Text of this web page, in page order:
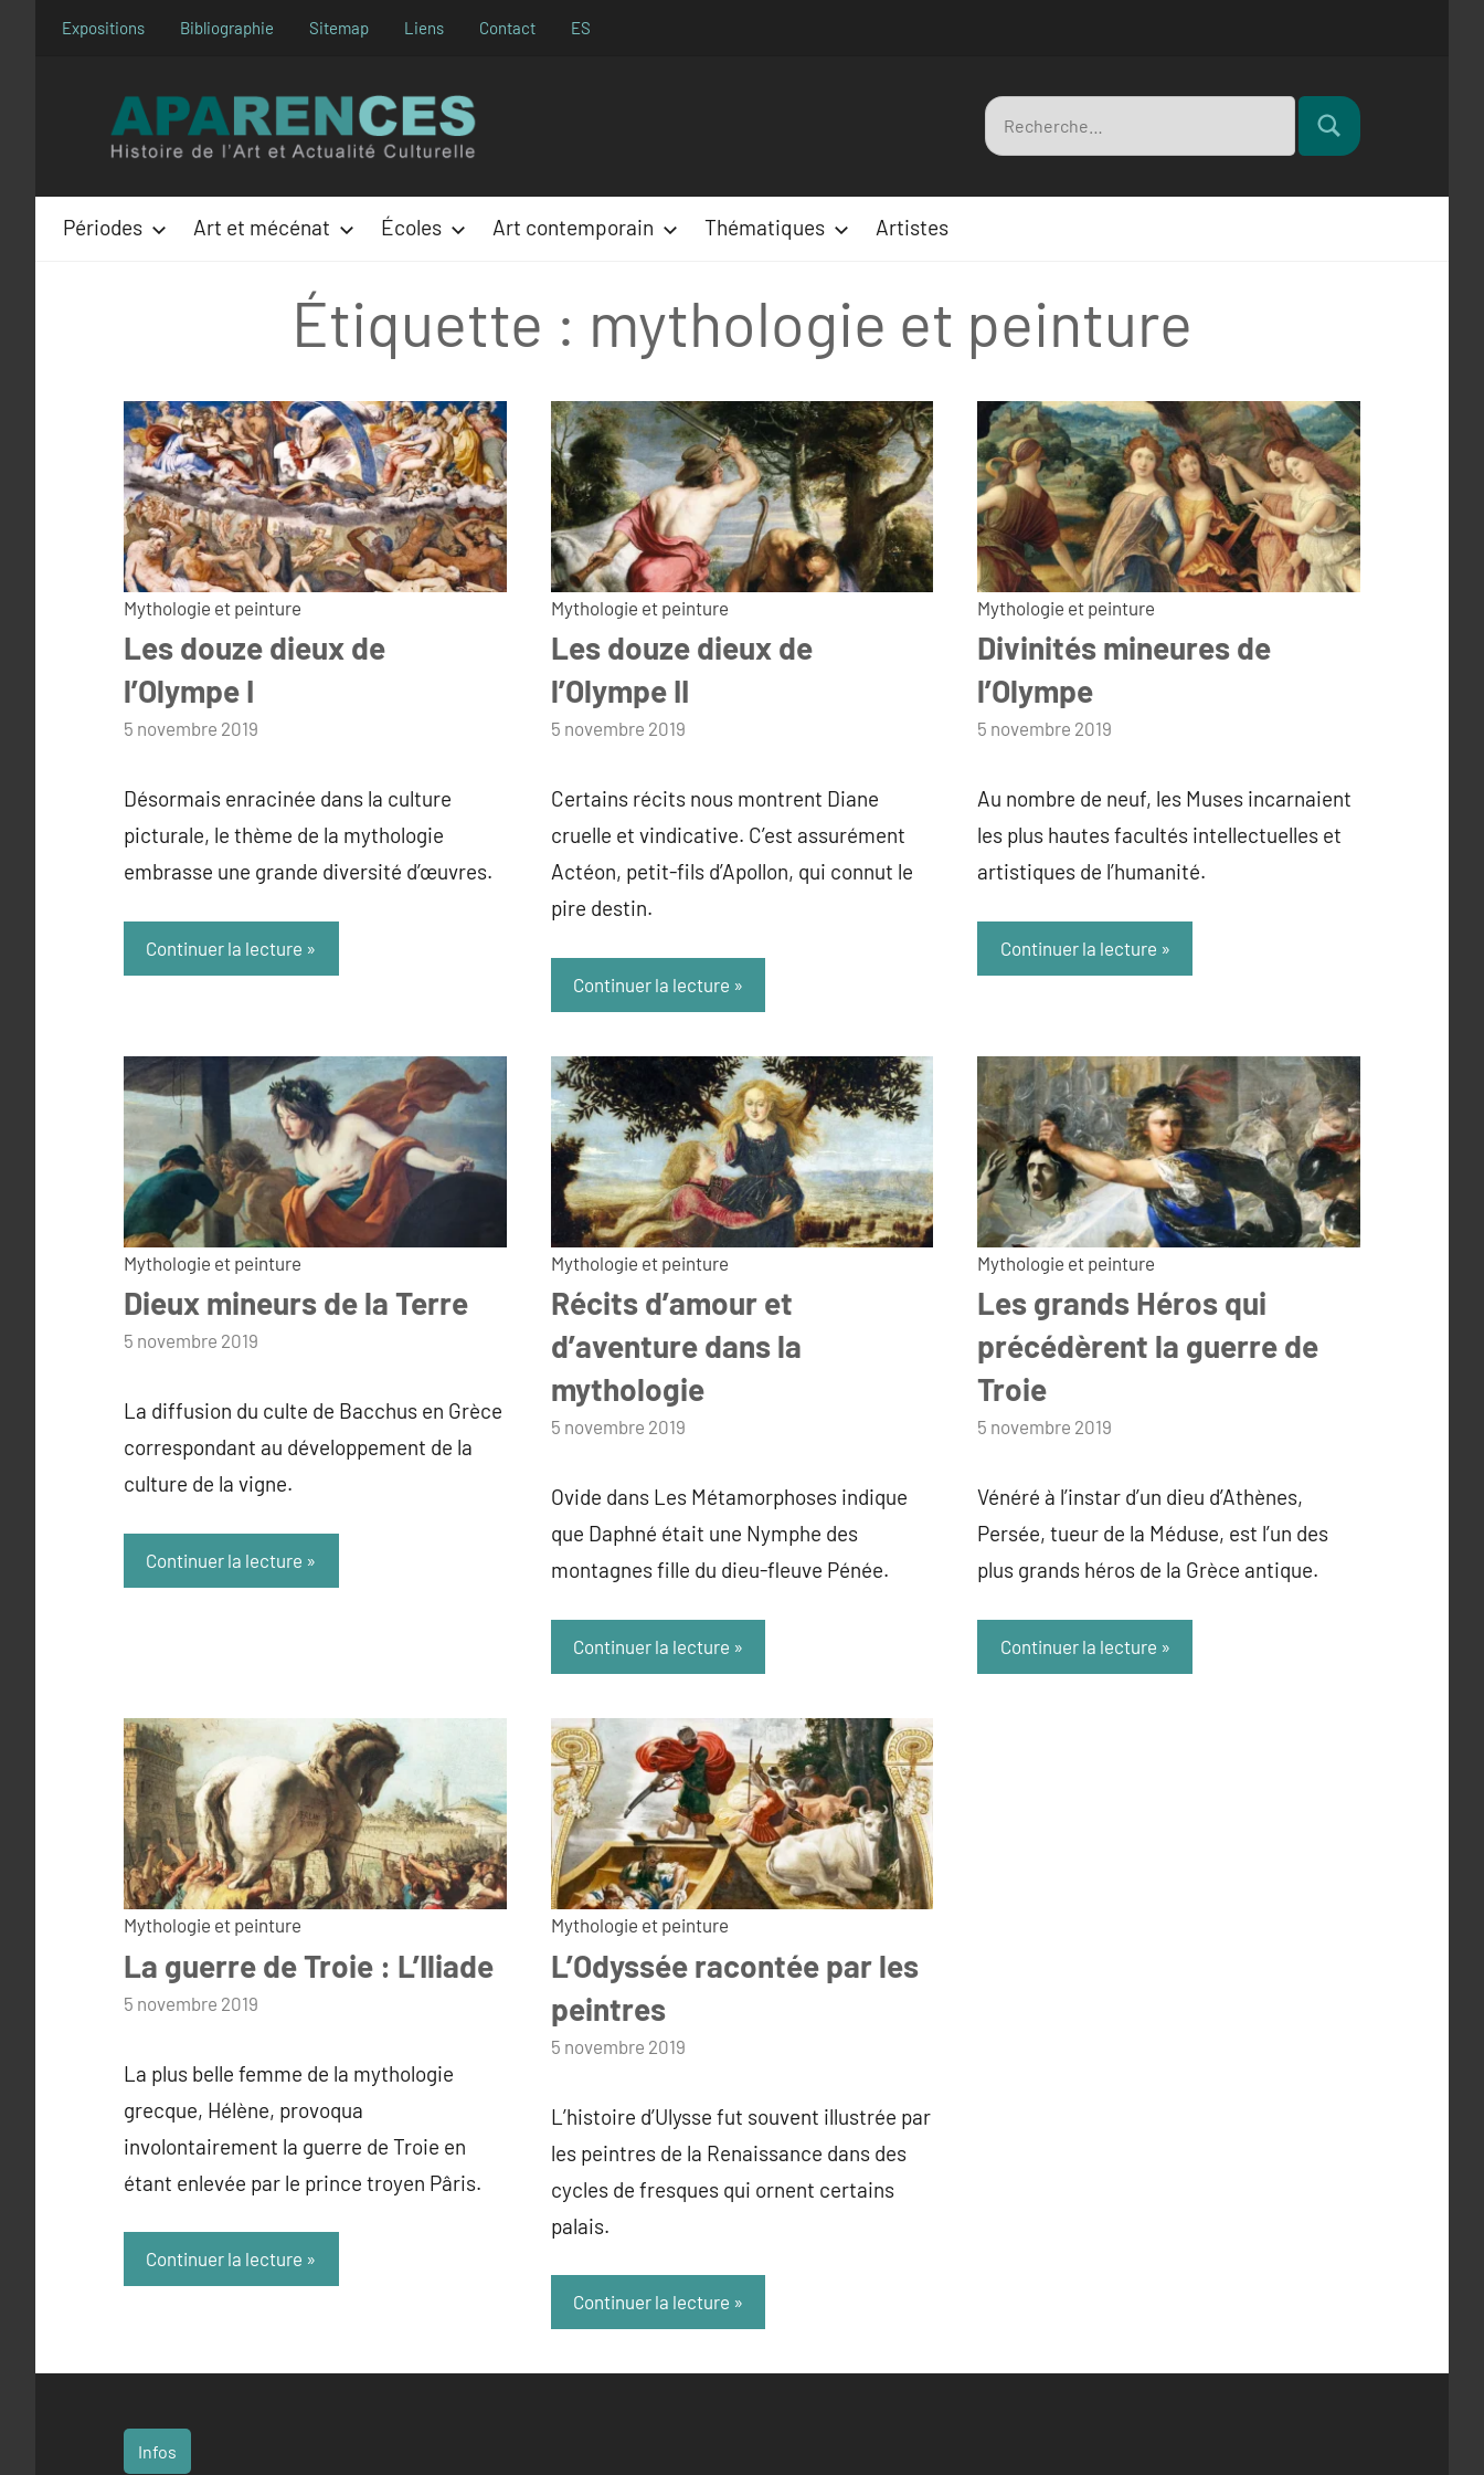
Expositions Bibliographie Sitemap Liens Contact ES
Recherche
pour
Rechercher
Périodes Art et mécénat Écoles Art contemporain Thématiques Artistes
Étiquette : mythologie et peinture
Mythologie et peinture
Les douze dieux de
l’Olympe I
par
5 novembre 2019
Désormais enracinée dans la culture
picturale, le thème de la mythologie
embrasse une grande diversité d’œuvres.
Continuer la lecture
Mythologie et peinture
Les douze dieux de
l’Olympe II
par
5 novembre 2019
Certains récits nous montrent Diane
cruelle et vindicative. C’est assurément
Actéon, petit-fils d’Apollon, qui connut le
pire destin.
Continuer la lecture
Mythologie et peinture
Divinités mineures de
l’Olympe
par
5 novembre 2019
Au nombre de neuf, les Muses incarnaient
les plus hautes facultés intellectuelles et
artistiques de l’humanité.
Continuer la lecture
Mythologie et peinture
Dieux mineurs de la Terre
par
5 novembre 2019
La diffusion du culte de Bacchus en Grèce
correspondant au développement de la
culture de la vigne.
Continuer la lecture
Mythologie et peinture
Récits d’amour et
d’aventure dans la
mythologie
par
5 novembre 2019
Ovide dans Les Métamorphoses indique
que Daphné était une Nymphe des
montagnes fille du dieu-fleuve Pénée.
Continuer la lecture
Mythologie et peinture
Les grands Héros qui
précédèrent la guerre de
Troie
par
5 novembre 2019
Vénéré à l’instar d’un dieu d’Athènes,
Persée, tueur de la Méduse, est l’un des
plus grands héros de la Grèce antique.
Continuer la lecture
Mythologie et peinture
La guerre de Troie : L’Iliade
par
5 novembre 2019
La plus belle femme de la mythologie
grecque, Hélène, provoqua
involontairement la guerre de Troie en
étant enlevée par le prince troyen Pâris.
Continuer la lecture
Mythologie et peinture
L’Odyssée racontée par les
peintres
par
5 novembre 2019
L’histoire d’Ulysse fut souvent illustrée par
les peintres de la Renaissance dans des
cycles de fresques qui ornent certains
palais.
Continuer la lecture
Infos